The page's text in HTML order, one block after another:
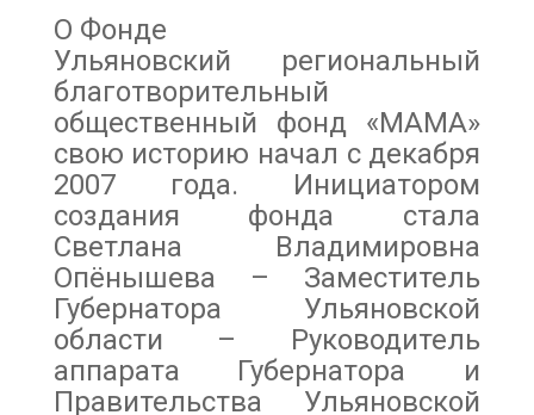
О Фонде
Ульяновский региональный
благотворительный
общественный фонд «МАМА»
свою историю начал с декабря
2007 года. Инициатором
создания фонда стала
Светлана Владимировна
Опёнышева – Заместитель
Губернатора Ульяновской
области – Руководитель
аппарата Губернатора и
Правительства Ульяновской